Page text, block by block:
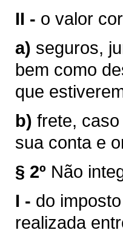
II - o valor
a) seguros,
bem como
que
b) frete,
sua conta e
§ 2º Não
I - do
realizada